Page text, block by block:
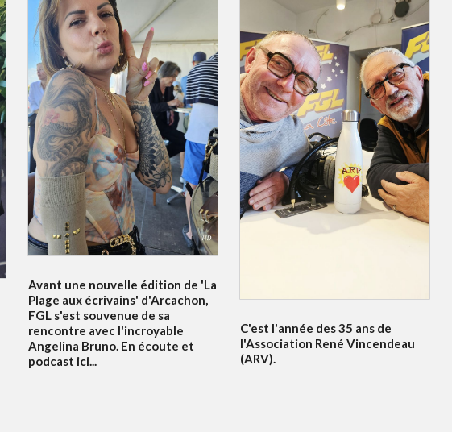
Avant une nouvelle édition de 'La
Plage aux écrivains' d'Arcachon,
FGL s'est souvenue de sa
rencontre avec l'incroyable
Angelina Bruno. En écoute et
podcast ici...
C'est l'année des 35 ans de
l'Association René Vincendeau
(ARV).